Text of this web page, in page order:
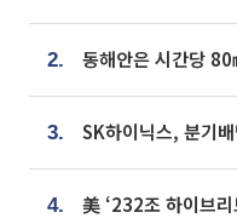
2.
3.
4.